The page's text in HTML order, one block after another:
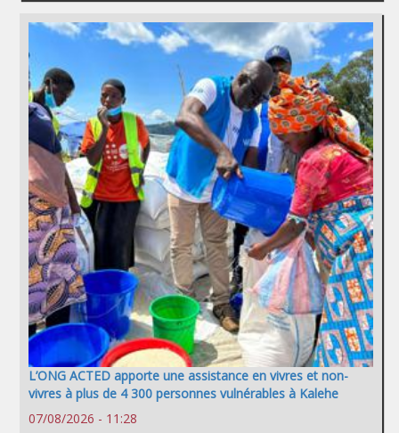
L’ONG ACTED apporte une assistance en vivres et non-
vivres à plus de 4 300 personnes vulnérables à Kalehe
07/08/2026 - 11:28